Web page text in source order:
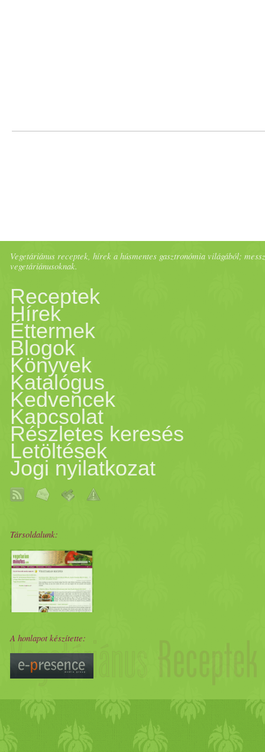
Vegetáriánus receptek, hírek a húsmentes gasztronómia világából;
vegetáriánusoknak.
Receptek
Hírek
Éttermek
Blogok
Könyvek
Katalógus
Kedvencek
Kapcsolat
Részletes keresés
Letöltések
Jogi nyilatkozat
Társoldalunk:
A honlapot készítette: